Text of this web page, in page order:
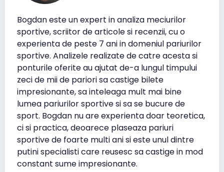
Bogdan este un expert in analiza meciurilor
sportive, scriitor de articole si recenzii, cu o
experienta de peste 7 ani in domeniul pariurilor
sportive. Analizele realizate de catre acesta si
ponturile oferite au ajutat de-a lungul timpului
zeci de mii de pariori sa castige bilete
impresionante, sa inteleaga mult mai bine
lumea pariurilor sportive si sa se bucure de
sport. Bogdan nu are experienta doar teoretica,
ci si practica, deoarece plaseaza pariuri
sportive de foarte multi ani si este unul dintre
putini specialisti care reusesc sa castige in mod
constant sume impresionante.